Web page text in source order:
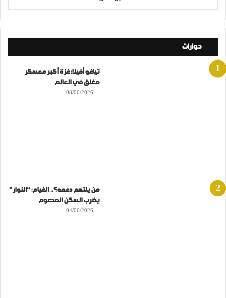
حوارات
تياغو أفيلا: غزة أكبر معسكر
مغلق في العالم
08/06/2026
من يلتهم دعمه؟.. الغيام: “النوار”
يضرب السكن المدعوم
04/06/2026